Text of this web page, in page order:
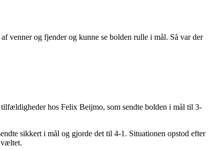
venner og fjender og kunne se bolden rulle i mål. Så var der
hos Felix Beijmo, som sendte bolden i mål til 3-
sikkert i mål og gjorde det til 4-1. Situationen opstod efter
væltet.